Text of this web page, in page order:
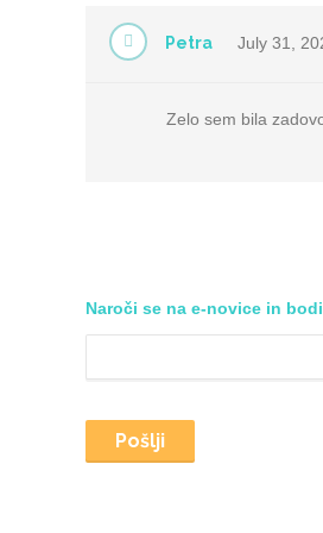
Petra July 31,
Zelo sem bila
Naroči se na e-novice in